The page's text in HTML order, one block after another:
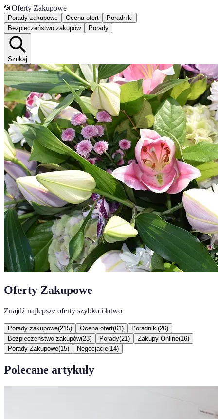
📂 Oferty Zakupowe
Porady zakupowe Ocena ofert
Poradniki
Bezpieczeństwo zakupów
Porady
Szukaj
Oferty Zakupowe
Znajdź najlepsze oferty szybko i łatwo
Porady zakupowe(215) Ocena ofert(61 ) Poradniki(26)
Bezpieczeństwo zakupów(23) Porady(21 ) Zakupy Online(16)
Porady Zakupowe(15) Negocjacje(14)
Polecane artykuły